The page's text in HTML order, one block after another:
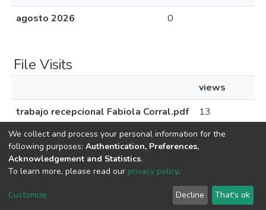
agosto 2026
0
File Visits
views
trabajo recepcional Fabiola Corral.pdf
13
Av. Plutarco Elías Calles #1210 Fovissste Chamizal Ciudad Juárez,
Chih., Méx. C.P. 32310 Tel.+52(656)688 2100 al 09
UACJ
copyright © 2002-2026LYRASIS
We collect and process your personal information for the
following purposes: Authentication, Preferences,
Acknowledgement and Statistics.
To learn more, please read our privacy policy.
Customize Decline That's ok